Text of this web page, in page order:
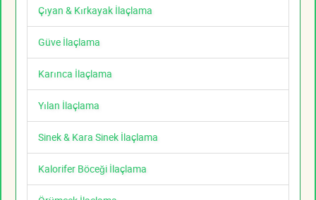
Çıyan & Kırkayak İlaçlama
Güve İlaçlama
Karınca İlaçlama
Yılan İlaçlama
Sinek & Kara Sinek İlaçlama
Kalorifer Böceği İlaçlama